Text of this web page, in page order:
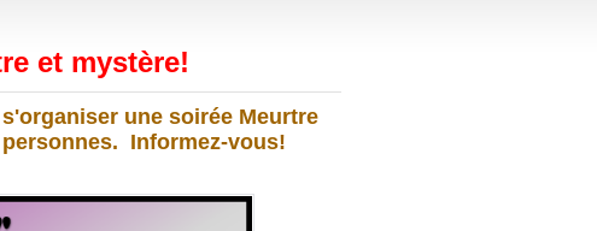
et mystère!
une soirée Meurtre
personnes. Informez-vous!